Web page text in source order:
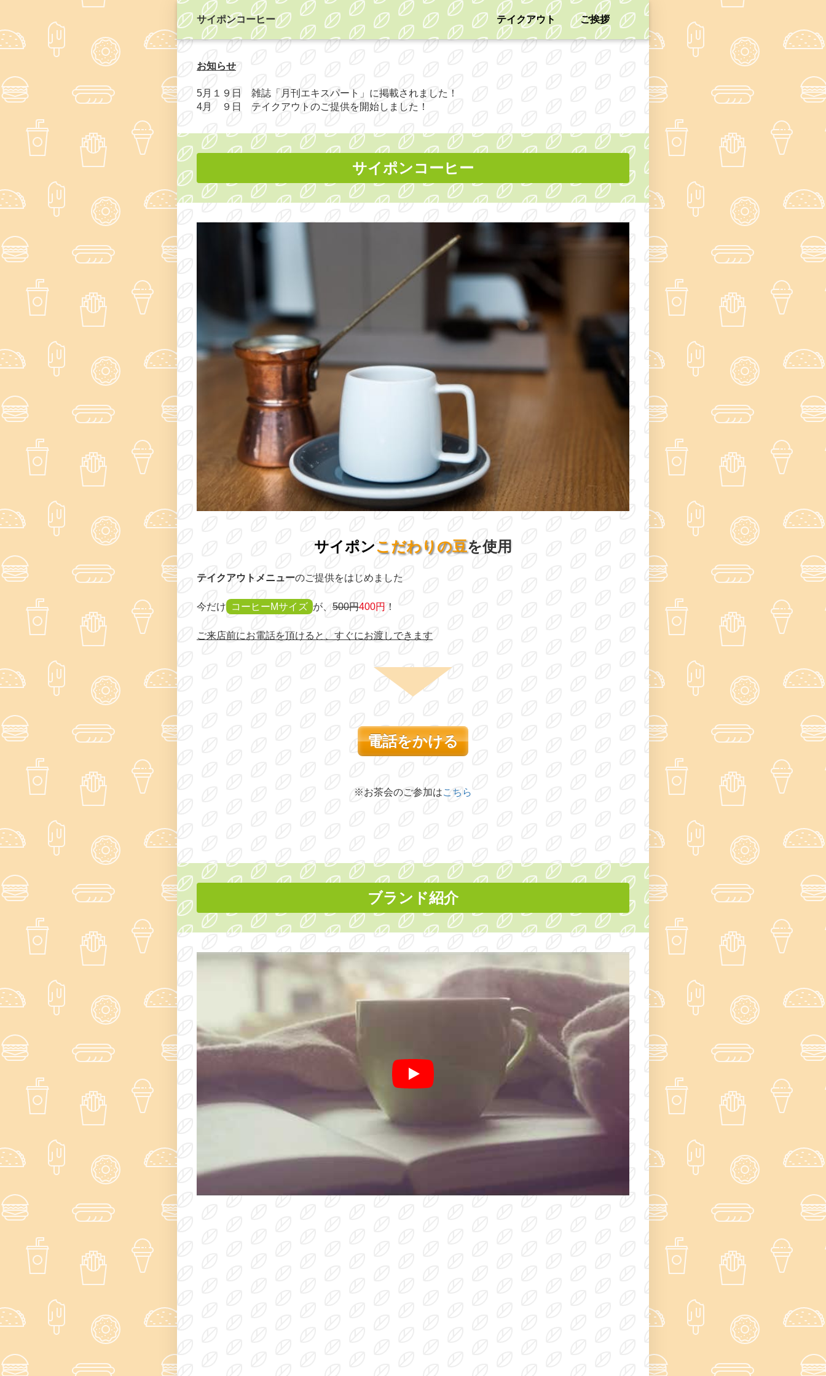
サイポンコーヒー テイクアウト ご挨拶
お知らせ
5月１９日 雑誌「月刊エキスパート」に掲載されました！
4月 ９日 テイクアウトのご提供を開始しました！
サイポンコーヒー
サイポンこだわりの豆を使用
テイクアウトメニューのご提供をはじめました
今だけ コーヒーMサイズ が、 500円400円 ！
ご来店前にお電話を頂けると、すぐにお渡しできます
電話をかける
※お茶会のご参加はこちら
ブランド紹介